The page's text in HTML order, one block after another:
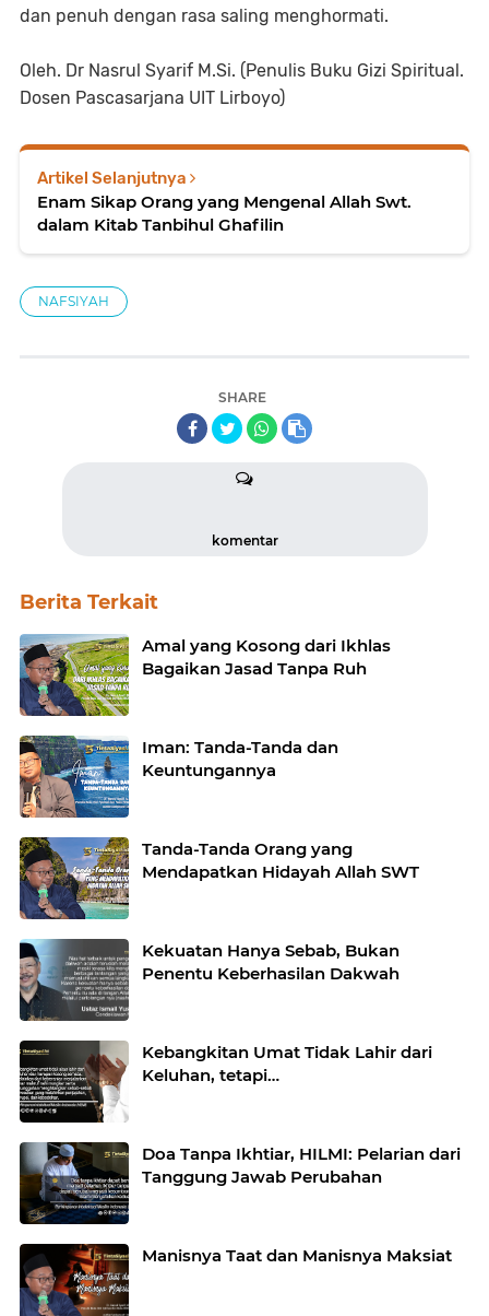
dan penuh dengan rasa saling menghormati.
Oleh. Dr Nasrul Syarif M.Si. (Penulis Buku Gizi Spiritual.
Dosen Pascasarjana UIT Lirboyo)
Artikel Selanjutnya
Enam Sikap Orang yang Mengenal Allah Swt.
dalam Kitab Tanbihul Ghafilin
NAFSIYAH
SHARE
komentar
Berita Terkait
Amal yang Kosong dari Ikhlas
Bagaikan Jasad Tanpa Ruh
Iman: Tanda-Tanda dan
Keuntungannya
Tanda-Tanda Orang yang
Mendapatkan Hidayah Allah SWT
Kekuatan Hanya Sebab, Bukan
Penentu Keberhasilan Dakwah
Kebangkitan Umat Tidak Lahir dari
Keluhan, tetapi…
Doa Tanpa Ikhtiar, HILMI: Pelarian dari
Tanggung Jawab Perubahan
Manisnya Taat dan Manisnya Maksiat